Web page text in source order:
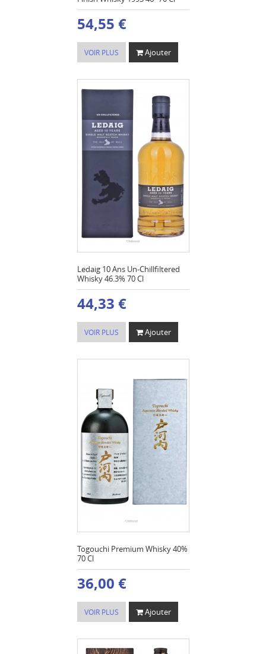
54,55 €
VOIR PLUS Ajouter
Ledaig 10 Ans Un-Chillfiltered
Whisky 46.3% 70 Cl
44,33 €
VOIR PLUS Ajouter
Togouchi Premium Whisky 40%
70 Cl
36,00 €
VOIR PLUS Ajouter